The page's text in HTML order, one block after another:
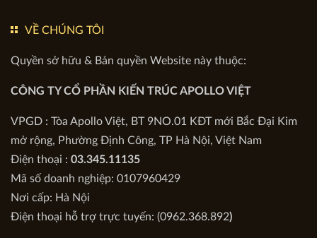
VỀ CHÚNG TÔI
Quyền sở hữu & Bản quyền Website này thuộc:
CÔNG TY CỔ PHẦN KIẾN TRÚC APOLLO VIỆT
VPGD : Tòa Apollo Việt, BT 9NO.01 KĐT mới Bắc Đại Kim
mở rộng, Phường Định Công, TP Hà Nội, Việt Nam
Điện thoại : 03.345.11135
Mã số doanh nghiệp: 0107960429
Nơi cấp: Hà Nội
Điện thoại hỗ trợ trực tuyến: (0962.368.892)